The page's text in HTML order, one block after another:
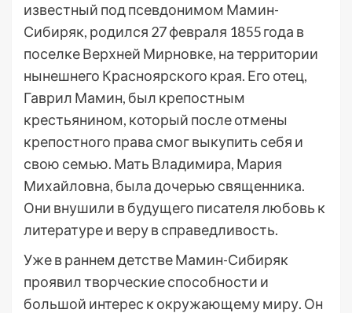
известный под псевдонимом Мамин-
Сибиряк, родился 27 февраля 1855 года в
поселке Верхней Мирновке, на территории
нынешнего Красноярского края. Его отец,
Гаврил Мамин, был крепостным
крестьянином, который после отмены
крепостного права смог выкупить себя и
свою семью. Мать Владимира, Мария
Михайловна, была дочерью священника.
Они внушили в будущего писателя любовь к
литературе и веру в справедливость.
Уже в раннем детстве Мамин-Сибиряк
проявил творческие способности и
большой интерес к окружающему миру. Он